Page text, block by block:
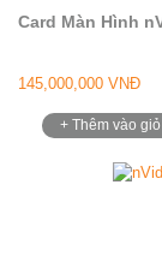
Card Màn Hình
145,000,000 VNĐ
+ Thêm vào